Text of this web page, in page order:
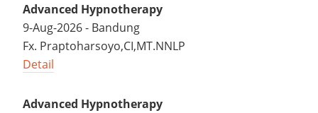
Advanced Hypnotherapy
9-Aug-2026 - Bandung
Fx. Praptoharsoyo,CI,MT.NNLP
Detail
Advanced Hypnotherapy